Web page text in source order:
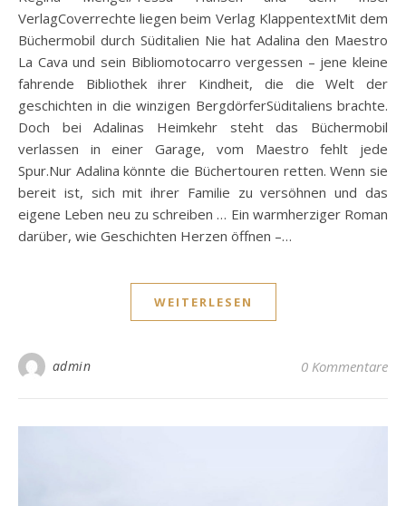
VerlagCoverrechte liegen beim Verlag KlappentextMit dem
Büchermobil durch Süditalien Nie hat Adalina den Maestro
La Cava und sein Bibliomotocarro vergessen – jene kleine
fahrende Bibliothek ihrer Kindheit, die die Welt der
geschichten in die winzigen BergdörferSüditaliens brachte.
Doch bei Adalinas Heimkehr steht das Büchermobil
verlassen in einer Garage, vom Maestro fehlt jede
Spur.Nur Adalina könnte die Büchertouren retten. Wenn sie
bereit ist, sich mit ihrer Familie zu versöhnen und das
eigene Leben neu zu schreiben … Ein warmherziger Roman
darüber, wie Geschichten Herzen öffnen –…
WEITERLESEN
admin 0 Kommentare